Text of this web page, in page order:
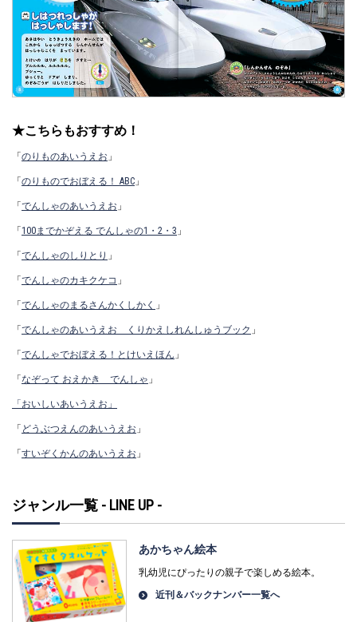
★こちらもおすすめ！
「 のりものあいうえお 」
「 のりものでおぼえる！ ABC 」
「 でんしゃのあいうえお 」
「 100までかぞえる でんしゃの1・2・3 」
「 でんしゃのしりとり 」
「 でんしゃのカキクケコ 」
「 でんしゃのまるさんかくしかく 」
「 でんしゃのあいうえお くりかえしれんしゅうブック 」
「 でんしゃでおぼえる！とけいえほん 」
「 なぞって おえかき でんしゃ 」
「おいしいあいうえお」
「 どうぶつえんのあいうえお 」
「 すいぞくかんのあいうえお 」
ジャンル一覧 - LINE UP -
あかちゃん絵本
乳幼児にぴったりの親子で楽しめる絵本。
近刊＆バックナンバー一覧へ